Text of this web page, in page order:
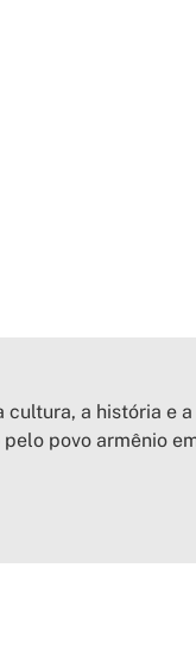
a história e
povo armênio